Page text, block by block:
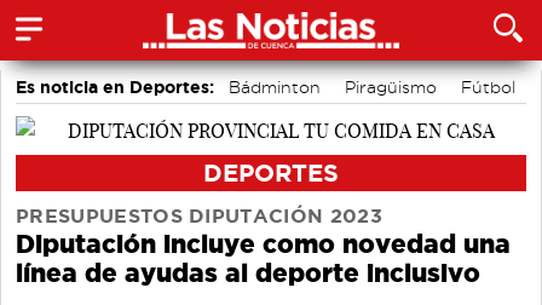
Es noticia en Deportes: Bádminton Piragüismo
Fútbol
Área de Deportes
DEPORTES
PRESUPUESTOS DIPUTACIÓN 2023
Diputación incluye como novedad una
línea de ayudas al deporte inclusivo